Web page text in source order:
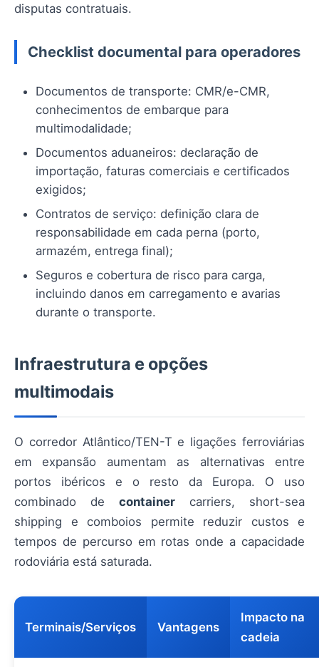
disputas contratuais.
Checklist documental para operadores
Documentos de transporte: CMR/e-CMR,
conhecimentos de embarque para
multimodalidade;
Documentos aduaneiros: declaração de
importação, faturas comerciais e certificados
exigidos;
Contratos de serviço: definição clara de
responsabilidade em cada perna (porto,
armazém, entrega final);
Seguros e cobertura de risco para carga,
incluindo danos em carregamento e avarias
durante o transporte.
Infraestrutura e opções
multimodais
O corredor Atlântico/TEN-T e ligações ferroviárias
em expansão aumentam as alternativas entre
portos ibéricos e o resto da Europa. O uso
combinado de container carriers, short-sea
shipping e comboios permite reduzir custos e
tempos de percurso em rotas onde a capacidade
rodoviária está saturada.
Terminais/Serviços Vantagens
Impacto na
cadeia